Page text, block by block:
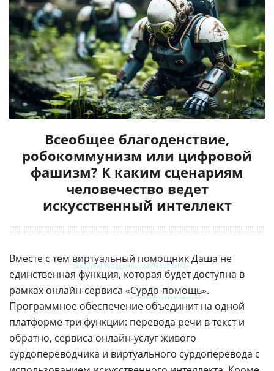
Всеобщее благоденствие,
робокоммунизм или цифровой
фашизм? К каким сценариям
человечество ведет
искусственный интеллект
Вместе с тем виртуальный помощникДаша не
единственная функция, которая будет доступна в
рамках онлайн-сервиса «Сурдо-помощь».
Программное обеспечение объединит на одной
платформе три функции: перевода речи в текст и
обратно, сервиса онлайн-услуг живого
сурдопереводчика и виртуального сурдоперевода с